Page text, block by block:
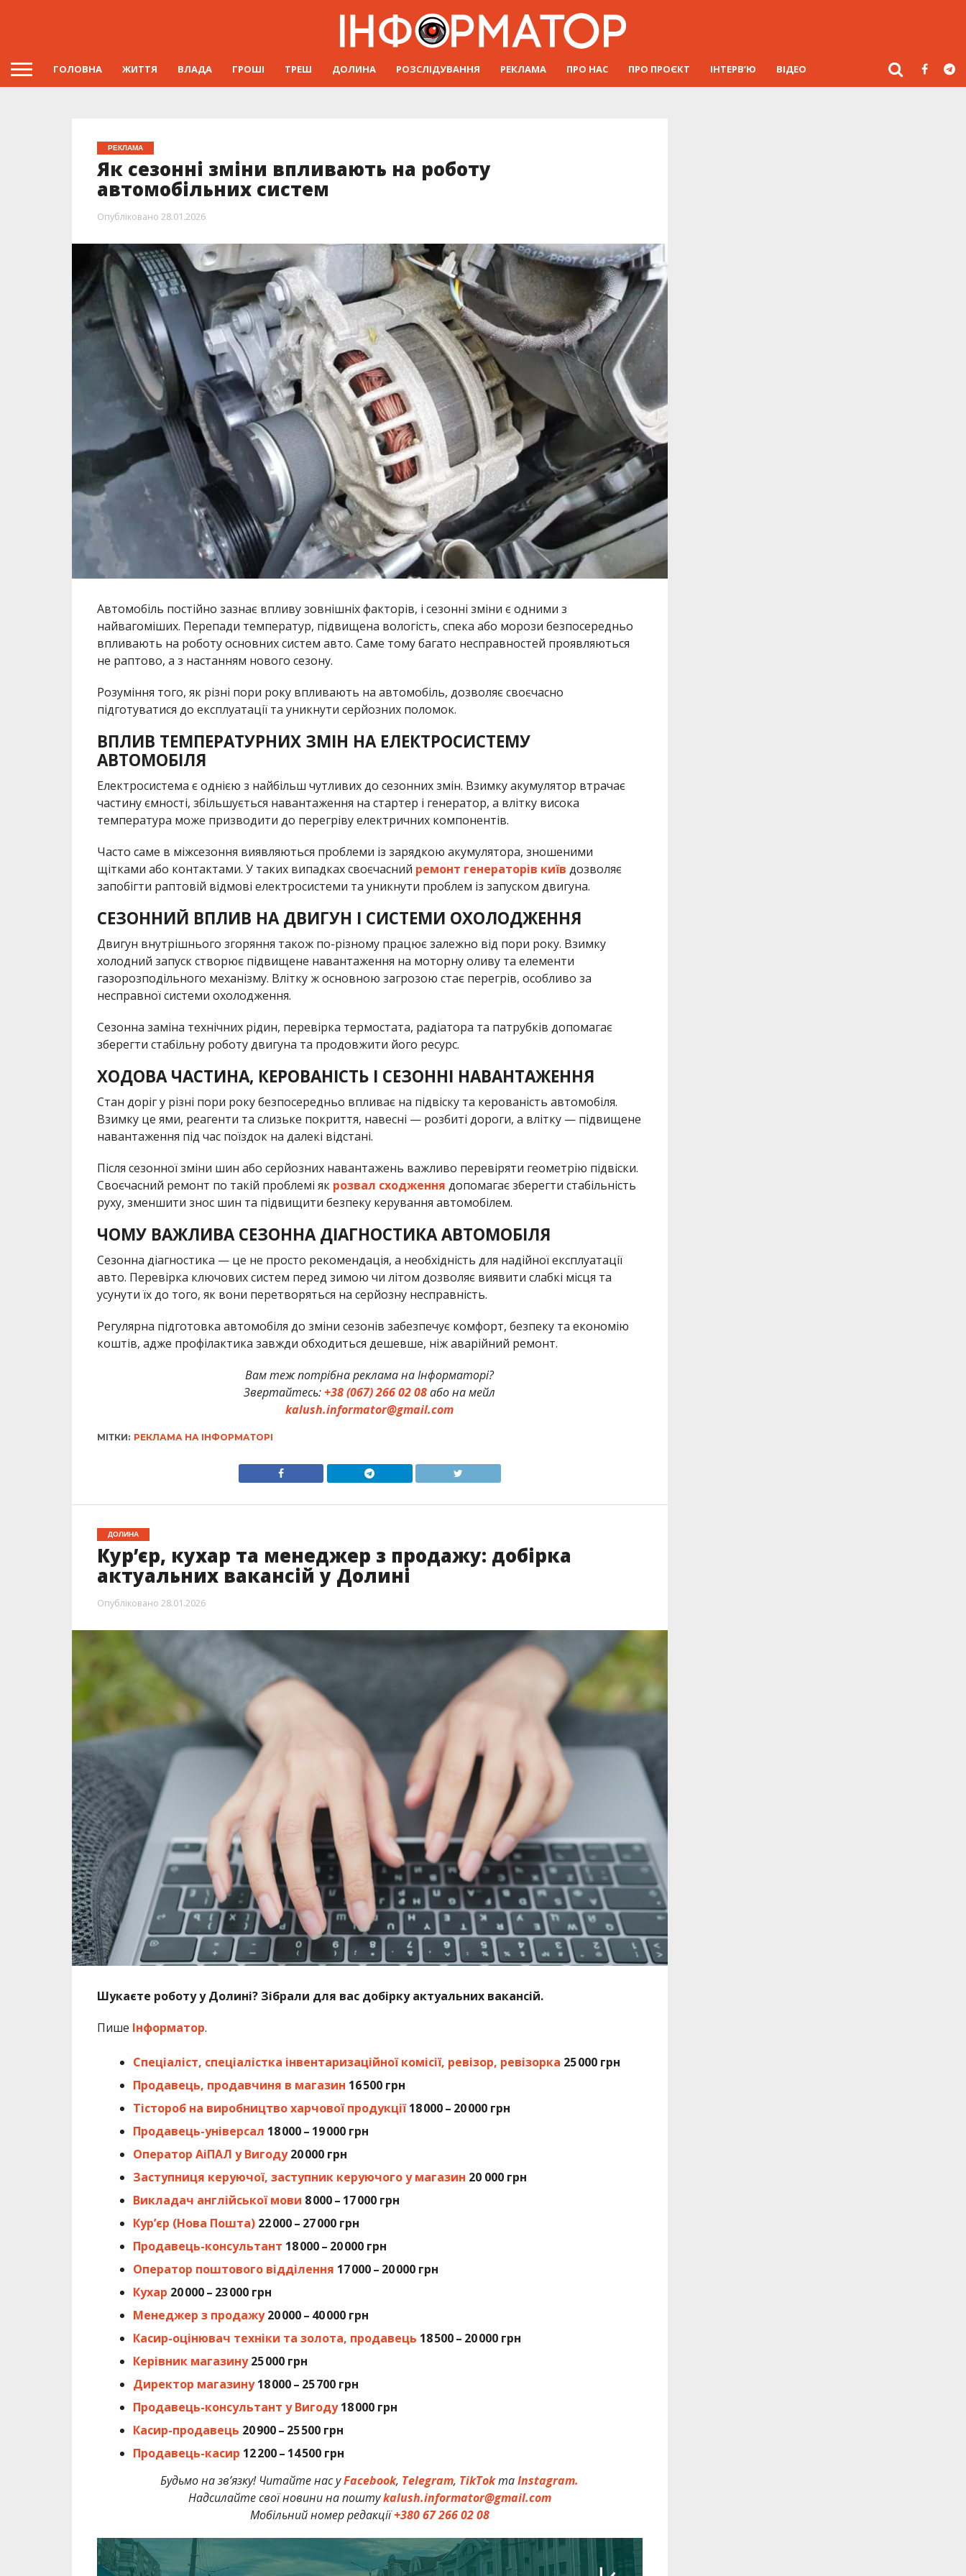
ГОЛОВНА ЖИТТЯ ВЛАДА ГРОШІ ТРЕШ ДОЛИНА РОЗСЛІДУВАННЯ РЕКЛАМА ПРО НАС ПРО ПРОЄКТ ІНТЕРВ’Ю ВІДЕО
РЕКЛАМА
Як сезонні зміни впливають на роботу
автомобільних систем
Опубліковано 28.01.2026
Автомобіль постійно зазнає впливу зовнішніх факторів, і сезонні зміни є одними з
найвагоміших. Перепади температур, підвищена вологість, спека або морози безпосередньо
впливають на роботу основних систем авто. Саме тому багато несправностей проявляються
не раптово, а з настанням нового сезону.
Розуміння того, як різні пори року впливають на автомобіль, дозволяє своєчасно
підготуватися до експлуатації та уникнути серйозних поломок.
ВПЛИВ ТЕМПЕРАТУРНИХ ЗМІН НА ЕЛЕКТРОСИСТЕМУ
АВТОМОБІЛЯ
Електросистема є однією з найбільш чутливих до сезонних змін. Взимку акумулятор втрачає
частину ємності, збільшується навантаження на стартер і генератор, а влітку висока
температура може призводити до перегріву електричних компонентів.
Часто саме в міжсезоння виявляються проблеми із зарядкою акумулятора, зношеними
щітками або контактами. У таких випадках своєчасний ремонт генераторів київ дозволяє
запобігти раптовій відмові електросистеми та уникнути проблем із запуском двигуна.
СЕЗОННИЙ ВПЛИВ НА ДВИГУН І СИСТЕМИ ОХОЛОДЖЕННЯ
Двигун внутрішнього згоряння також по-різному працює залежно від пори року. Взимку
холодний запуск створює підвищене навантаження на моторну оливу та елементи
газорозподільного механізму. Влітку ж основною загрозою стає перегрів, особливо за
несправної системи охолодження.
Сезонна заміна технічних рідин, перевірка термостата, радіатора та патрубків допомагає
зберегти стабільну роботу двигуна та продовжити його ресурс.
ХОДОВА ЧАСТИНА, КЕРОВАНІСТЬ І СЕЗОННІ НАВАНТАЖЕННЯ
Стан доріг у різні пори року безпосередньо впливає на підвіску та керованість автомобіля.
Взимку це ями, реагенти та слизьке покриття, навесні — розбиті дороги, а влітку — підвищене
навантаження під час поїздок на далекі відстані.
Після сезонної зміни шин або серйозних навантажень важливо перевіряти геометрію підвіски.
Своєчасний ремонт по такій проблемі як розвал сходження допомагає зберегти стабільність
руху, зменшити знос шин та підвищити безпеку керування автомобілем.
ЧОМУ ВАЖЛИВА СЕЗОННА ДІАГНОСТИКА АВТОМОБІЛЯ
Сезонна діагностика — це не просто рекомендація, а необхідність для надійної експлуатації
авто. Перевірка ключових систем перед зимою чи літом дозволяє виявити слабкі місця та
усунути їх до того, як вони перетворяться на серйозну несправність.
Регулярна підготовка автомобіля до зміни сезонів забезпечує комфорт, безпеку та економію
коштів, адже профілактика завжди обходиться дешевше, ніж аварійний ремонт.
Вам теж потрібна реклама на Інформаторі?
Звертайтесь:+38 (067) 266 02 08або на мейл
kalush.informator@gmail.com
МІТКИ: РЕКЛАМА НА ІНФОРМАТОРІ
ДОЛИНА
Кур’єр, кухар та менеджер з продажу: добірка
актуальних вакансій у Долині
Опубліковано 28.01.2026
Шукаєте роботу у Долині? Зібрали для вас добірку актуальних вакансій.
Пише Інформатор.
Спеціаліст, спеціалістка інвентаризаційної комісії, ревізор, ревізорка 25 000 грн
Продавець, продавчиня в магазин 16 500 грн
Тістороб на виробництво харчової продукції 18 000 – 20 000 грн
Продавець-універсал 18 000 – 19 000 грн
Оператор АіПАЛ у Вигоду 20 000 грн
Заступниця керуючої, заступник керуючого у магазин 20 000 грн
Викладач англійської мови 8 000 – 17 000 грн
Кур’єр (Нова Пошта) 22 000 – 27 000 грн
Продавець-консультант 18 000 – 20 000 грн
Оператор поштового відділення 17 000 – 20 000 грн
Кухар 20 000 – 23 000 грн
Менеджер з продажу 20 000 – 40 000 грн
Касир-оцінювач техніки та золота, продавець 18 500 – 20 000 грн
Керівник магазину 25 000 грн
Директор магазину 18 000 – 25 700 грн
Продавець-консультант у Вигоду 18 000 грн
Касир-продавець 20 900 – 25 500 грн
Продавець-касир 12 200 – 14 500 грн
Будьмо на зв’язку! Читайте нас уFacebook, Telegram, TikTokтаInstagram.
Надсилайте свої новини на поштуkalush.informator@gmail.com
Мобільний номер редакції+380 67 266 02 08